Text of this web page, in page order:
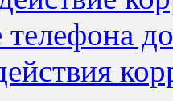
телефона